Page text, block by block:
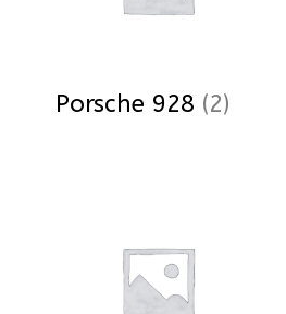
Porsche 928 (2)